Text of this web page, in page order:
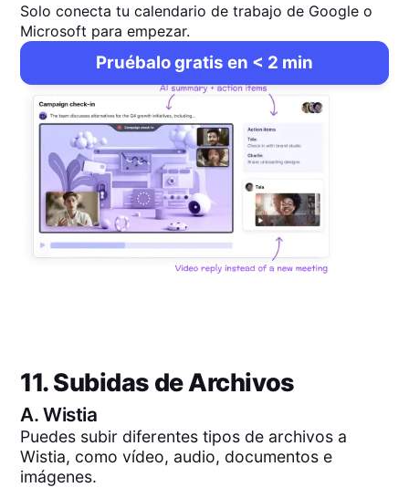
Solo conecta tu calendario de trabajo de Google o
Microsoft para empezar.
Pruébalo gratis en < 2 min
11. Subidas de Archivos
A.Wistia
Puedes subir diferentes tipos de archivos a
Wistia, como vídeo, audio, documentos e
imágenes.